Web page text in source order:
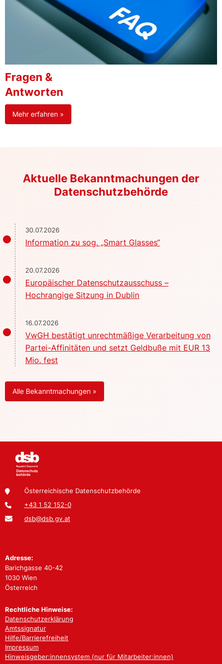
Fragen &
Antworten
Mehr erfahren »
Aktuelle Bekanntmachungen der
Datenschutzbehörde
30.07.2026
Information zu sog. „Smart Glasses“
20.07.2026
Europäischer Datenschutzausschuss –
Hochrangige Sitzung in Dublin
16.07.2026
VwGH bestätigt unrechtmäßige Verarbeitung von
Partei-Affinitäten und setzt Geldbuße mit EUR 13
Mio. fest
Alle Bekanntmachungen »
Österreichische Datenschutzbehörde
+43 1 52 152-0
dsb@dsb.gv.at
Adresse:
Barichgasse 40-42
1030 Wien
Österreich
Rechtliche Hinweise:
Datenschutzerklärung
Amtssignatur
Hilfe/Barrierefreiheit
Impressum
Hinweisgeber:innensystem (nur für Mitarbeiter:innen)